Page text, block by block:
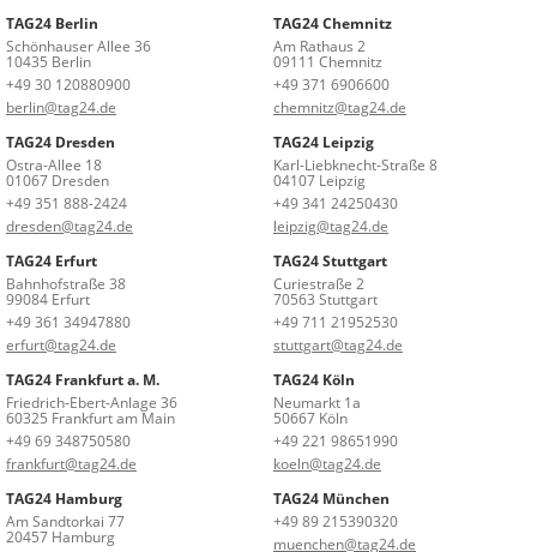
TAG24 Berlin
Schönhauser Allee 36
10435 Berlin
+49 30 120880900
berlin@tag24.de
TAG24 Chemnitz
Am Rathaus 2
09111 Chemnitz
+49 371 6906600
chemnitz@tag24.de
TAG24 Dresden
Ostra-Allee 18
01067 Dresden
+49 351 888-2424
dresden@tag24.de
TAG24 Leipzig
Karl-Liebknecht-Straße 8
04107 Leipzig
+49 341 24250430
leipzig@tag24.de
TAG24 Erfurt
Bahnhofstraße 38
99084 Erfurt
+49 361 34947880
erfurt@tag24.de
TAG24 Stuttgart
Curiestraße 2
70563 Stuttgart
+49 711 21952530
stuttgart@tag24.de
TAG24 Frankfurt a. M.
Friedrich-Ebert-Anlage 36
60325 Frankfurt am Main
+49 69 348750580
frankfurt@tag24.de
TAG24 Köln
Neumarkt 1a
50667 Köln
+49 221 98651990
koeln@tag24.de
TAG24 Hamburg
Am Sandtorkai 77
20457 Hamburg
TAG24 München
+49 89 215390320
muenchen@tag24.de